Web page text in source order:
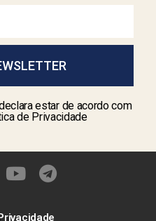
estar de acordo com
de Privacidade